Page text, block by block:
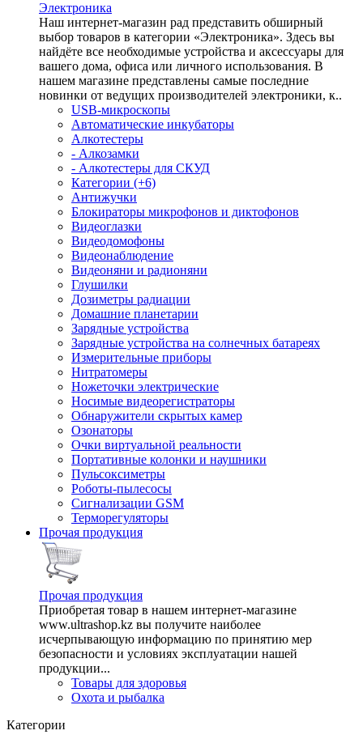
Электроника
Наш интернет-магазин рад представить обширный
выбор товаров в категории «Электроника». Здесь вы
найдёте все необходимые устройства и аксессуары для
вашего дома, офиса или личного использования. В
нашем магазине представлены самые последние
новинки от ведущих производителей электроники, к..
USB-микроскопы
Автоматические инкубаторы
Алкотестеры
- Алкозамки
- Алкотестеры для СКУД
Категории (+6)
Антижучки
Блокираторы микрофонов и диктофонов
Видеоглазки
Видеодомофоны
Видеонаблюдение
Видеоняни и радионяни
Глушилки
Дозиметры радиации
Домашние планетарии
Зарядные устройства
Зарядные устройства на солнечных батареях
Измерительные приборы
Нитратомеры
Ножеточки электрические
Носимые видеорегистраторы
Обнаружители скрытых камер
Озонаторы
Очки виртуальной реальности
Портативные колонки и наушники
Пульсоксиметры
Роботы-пылесосы
Сигнализации GSM
Терморегуляторы
Прочая продукция
Прочая продукция
Приобретая товар в нашем интернет-магазине
www.ultrashop.kz вы получите наиболее
исчерпывающую информацию по принятию мер
безопасности и условиях эксплуатации нашей
продукции...
Товары для здоровья
Охота и рыбалка
Категории